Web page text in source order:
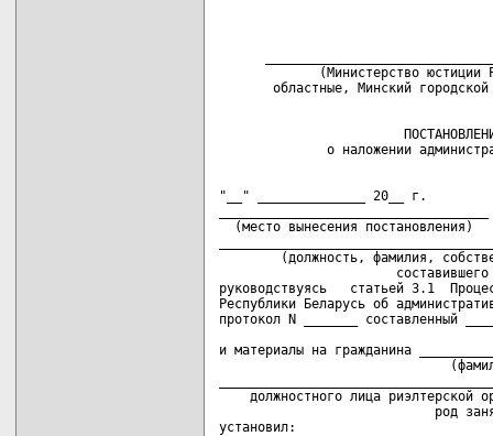
(Министерство юстиции
"__" ______________ 20__ г.
  (место вынесения постановления)
(должность, фамилия,
составившего
руководствуясь   статьей 3.1
Республики Беларусь об
протокол N _______ составленный
и материалы на гражданина
должностного лица риэлтерской
род
установил: